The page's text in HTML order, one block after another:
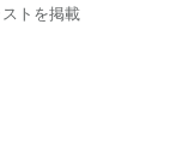
トを掲載